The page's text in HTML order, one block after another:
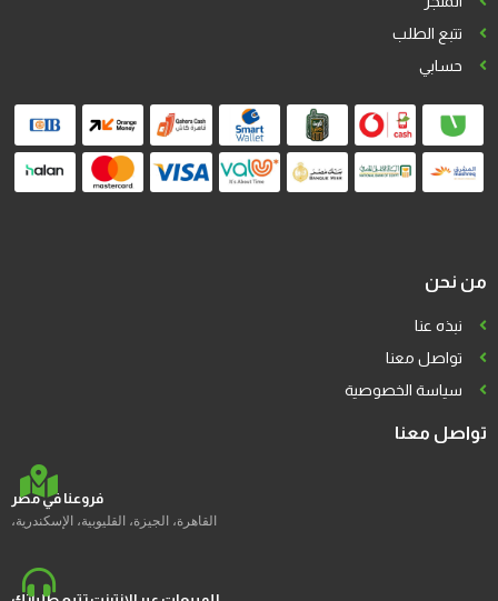
تتبع الطلب
حسابي
من نحن
نبذه عنا
تواصل معنا
سياسة الخصوصية
تواصل معنا
فروعنا في مصر
القاهرة، الجيزة، القليوبية، الإسكندرية،